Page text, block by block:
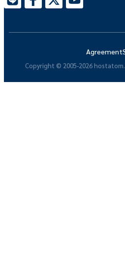
Copyright © 2005-2026
Agreement